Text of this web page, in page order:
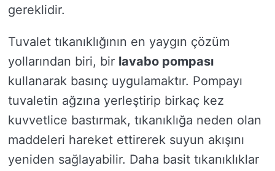
gereklidir.
Tuvalet tıkanıklığının en yaygın çözüm
yollarından biri, bir lavabo pompası
kullanarak basınç uygulamaktır. Pompayı
tuvaletin ağzına yerleştirip birkaç kez
kuvvetlice bastırmak, tıkanıklığa neden olan
maddeleri hareket ettirerek suyun akışını
yeniden sağlayabilir. Daha basit tıkanıklıklar